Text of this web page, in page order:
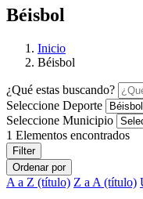
Pádel
Pesca
Petanca
Piragüismo
Remo
Salvamento y
Squash
Surf
Béisbol
Inicio
Béisbol
¿Qué estas buscando?
Seleccione Deporte
Seleccione Municipio
1 Elementos encontrados
Filter
Ordenar por
A a Z (título) Z a A (título)